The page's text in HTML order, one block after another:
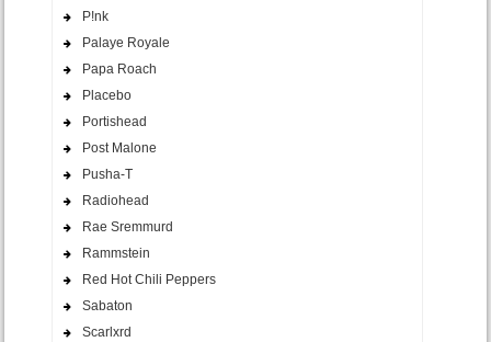
P!nk
Palaye Royale
Papa Roach
Placebo
Portishead
Post Malone
Pusha-T
Radiohead
Rae Sremmurd
Rammstein
Red Hot Chili Peppers
Sabaton
Scarlxrd